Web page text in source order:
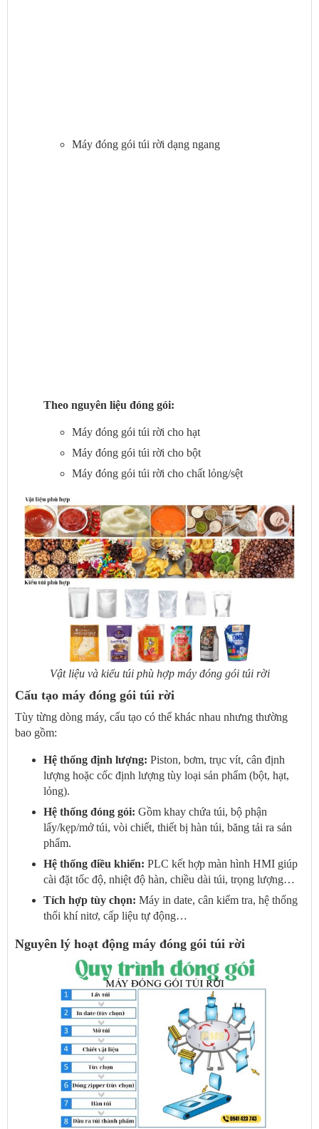
Máy đóng gói túi rời dạng ngang
Theo nguyên liệu đóng gói:
Máy đóng gói túi rời cho hạt
Máy đóng gói túi rời cho bột
Máy đóng gói túi rời cho chất lỏng/sệt
Vật liệu và kiểu túi phù hợp máy đóng gói túi rời
Cấu tạo máy đóng gói túi rời
Tùy từng dòng máy, cấu tạo có thể khác nhau nhưng thường
bao gồm:
Hệ thống định lượng: Piston, bơm, trục vít, cân định
lượng hoặc cốc định lượng tùy loại sản phẩm (bột, hạt,
lỏng).
Hệ thống đóng gói: Gồm khay chứa túi, bộ phận
lấy/kẹp/mở túi, vòi chiết, thiết bị hàn túi, băng tải ra sản
phẩm.
Hệ thống điều khiển: PLC kết hợp màn hình HMI giúp
cài đặt tốc độ, nhiệt độ hàn, chiều dài túi, trọng lượng…
Tích hợp tùy chọn: Máy in date, cân kiểm tra, hệ thống
thổi khí nitơ, cấp liệu tự động…
Nguyên lý hoạt động máy đóng gói túi rời